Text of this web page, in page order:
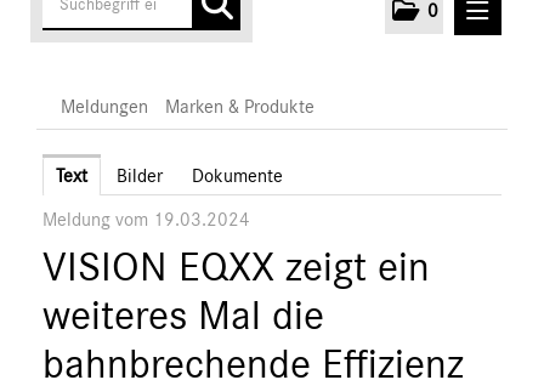
0
Unternehmen
Cars
Vans
Marken & Produkte
MEDIA
Meldungen Marken & Produkte
Text Bilder Dokumente
Meldung vom 19.03.2024
VISION EQXX zeigt ein
weiteres Mal die
bahnbrechende Effizienz